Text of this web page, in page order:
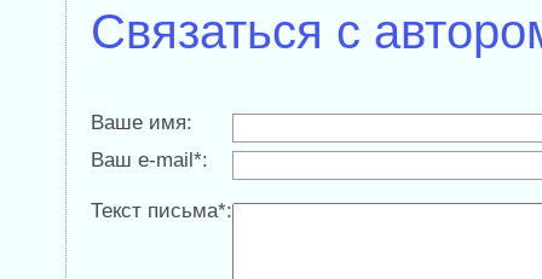
Связаться с
Ваше имя:
Ваш e-mail*:
Текст письма*: